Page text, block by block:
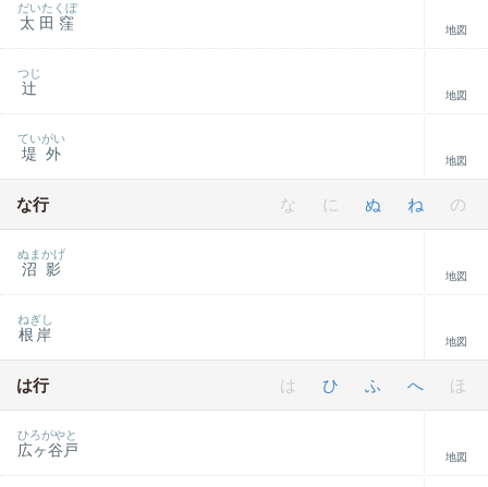
太田窪
だいたくぼ
地図
辻
つじ
地図
堤外
ていがい
地図
な行 な に ぬ ね の
沼影
ぬまかげ
地図
根岸
ねぎし
地図
は行 は ひ ふ へ ほ
広ヶ谷戸
ひろがやと
地図